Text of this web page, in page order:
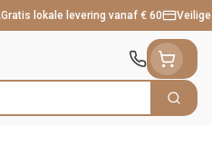
Gratis lokale levering vanaf € 60
Zoek